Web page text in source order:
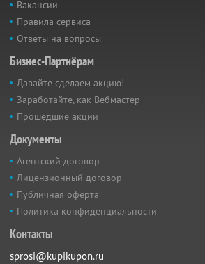
Вакансии
Правила сервиса
Ответы на вопросы
Бизнес-Партнёрам
Давайте сделаем акцию!
Заработайте, как Вебмастер
Прошедшие акции
Документы
Агентский договор
Лицензионный договор
Публичная оферта
Политика конфиденциальности
Контакты
sprosi@kupikupon.ru